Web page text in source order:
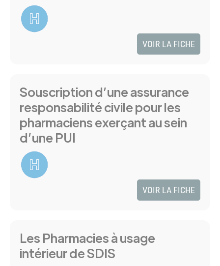
VOIR LA FICHE
Souscription d’une assurance
responsabilité civile pour les
pharmaciens exerçant au sein
d’une PUI
VOIR LA FICHE
Les Pharmacies à usage
intérieur de SDIS